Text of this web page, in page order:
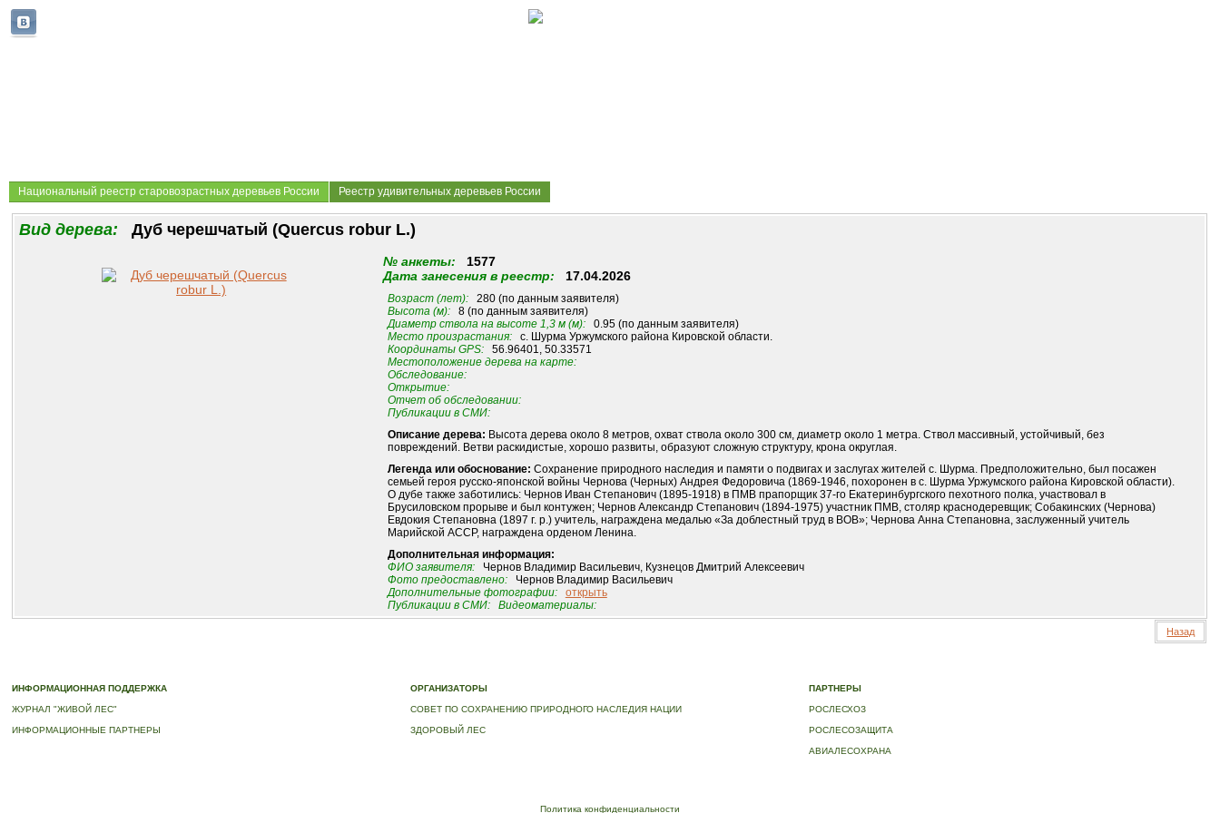
Национальный реестр старовозрастных деревьев России Реестр удивительных деревьев России
Вид дерева: Дуб черешчатый (Quercus robur L.)
№ анкеты: 1577
Дата занесения в реестр: 17.04.2026
Возраст (лет):280 (по данным заявителя)
Высота (м):8 (по данным заявителя)
Диаметр ствола на высоте 1,3 м (м):0.95 (по данным заявителя)
Место произрастания:с. Шурма Уржумского района Кировской области.
Координаты GPS:56.96401, 50.33571
Местоположение дерева на карте:
Обследование:
Открытие:
Отчет об обследовании:
Публикации в СМИ:
Описание дерева: Высота дерева около 8 метров, охват ствола около 300 см, диаметр около 1 метра. Ствол массивный, устойчивый, без
повреждений. Ветви раскидистые, хорошо развиты, образуют сложную структуру, крона округлая.
Легенда или обоснование: Сохранение природного наследия и памяти о подвигах и заслугах жителей с. Шурма. Предположительно, был посажен
семьей героя русско-японской войны Чернова (Черных) Андрея Федоровича (1869-1946, похоронен в с. Шурма Уржумского района Кировской области).
О дубе также заботились: Чернов Иван Степанович (1895-1918) в ПМВ прапорщик 37-го Екатеринбургского пехотного полка, участвовал в
Брусиловском прорыве и был контужен; Чернов Александр Степанович (1894-1975) участник ПМВ, столяр краснодеревщик; Собакинских (Чернова)
Евдокия Степановна (1897 г. р.) учитель, награждена медалью «За доблестный труд в ВОВ»; Чернова Анна Степановна, заслуженный учитель
Марийской АССР, награждена орденом Ленина.
Дополнительная информация:
ФИО заявителя:Чернов Владимир Васильевич, Кузнецов Дмитрий Алексеевич
Фото предоставлено:Чернов Владимир Васильевич
Дополнительные фотографии:
открыть
Публикации в СМИ:
Видеоматериалы:
Назад
ИНФОРМАЦИОННАЯ ПОДДЕРЖКА
ЖУРНАЛ "ЖИВОЙ ЛЕС"
ИНФОРМАЦИОННЫЕ ПАРТНЕРЫ
ОРГАНИЗАТОРЫ
СОВЕТ ПО СОХРАНЕНИЮ ПРИРОДНОГО НАСЛЕДИЯ НАЦИИ
ЗДОРОВЫЙ ЛЕС
ПАРТНЕРЫ
РОСЛЕСХОЗ
РОСЛЕСОЗАЩИТА
АВИАЛЕСОХРАНА
Политика конфиденциальности